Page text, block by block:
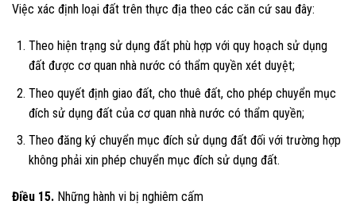
Việc xác định loại đất trên thực địa theo các căn cứ sau đây:
Theo hiện trạng sử dụng đất phù hợp với quy hoạch sử dụng
đất được cơ quan nhà nước có thẩm quyền xét duyệt;
Theo quyết định giao đất, cho thuê đất, cho phép chuyển mục
đích sử dụng đất của cơ quan nhà nước có thẩm quyền;
Theo đăng ký chuyển mục đích sử dụng đất đối với trường hợp
không phải xin phép chuyển mục đích sử dụng đất.
Điều 15. Những hành vi bị nghiêm cấm